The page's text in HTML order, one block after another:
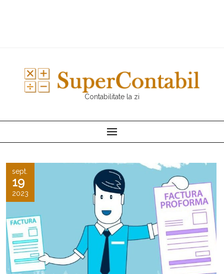
Contabilitate la zi
sept.
19
2023